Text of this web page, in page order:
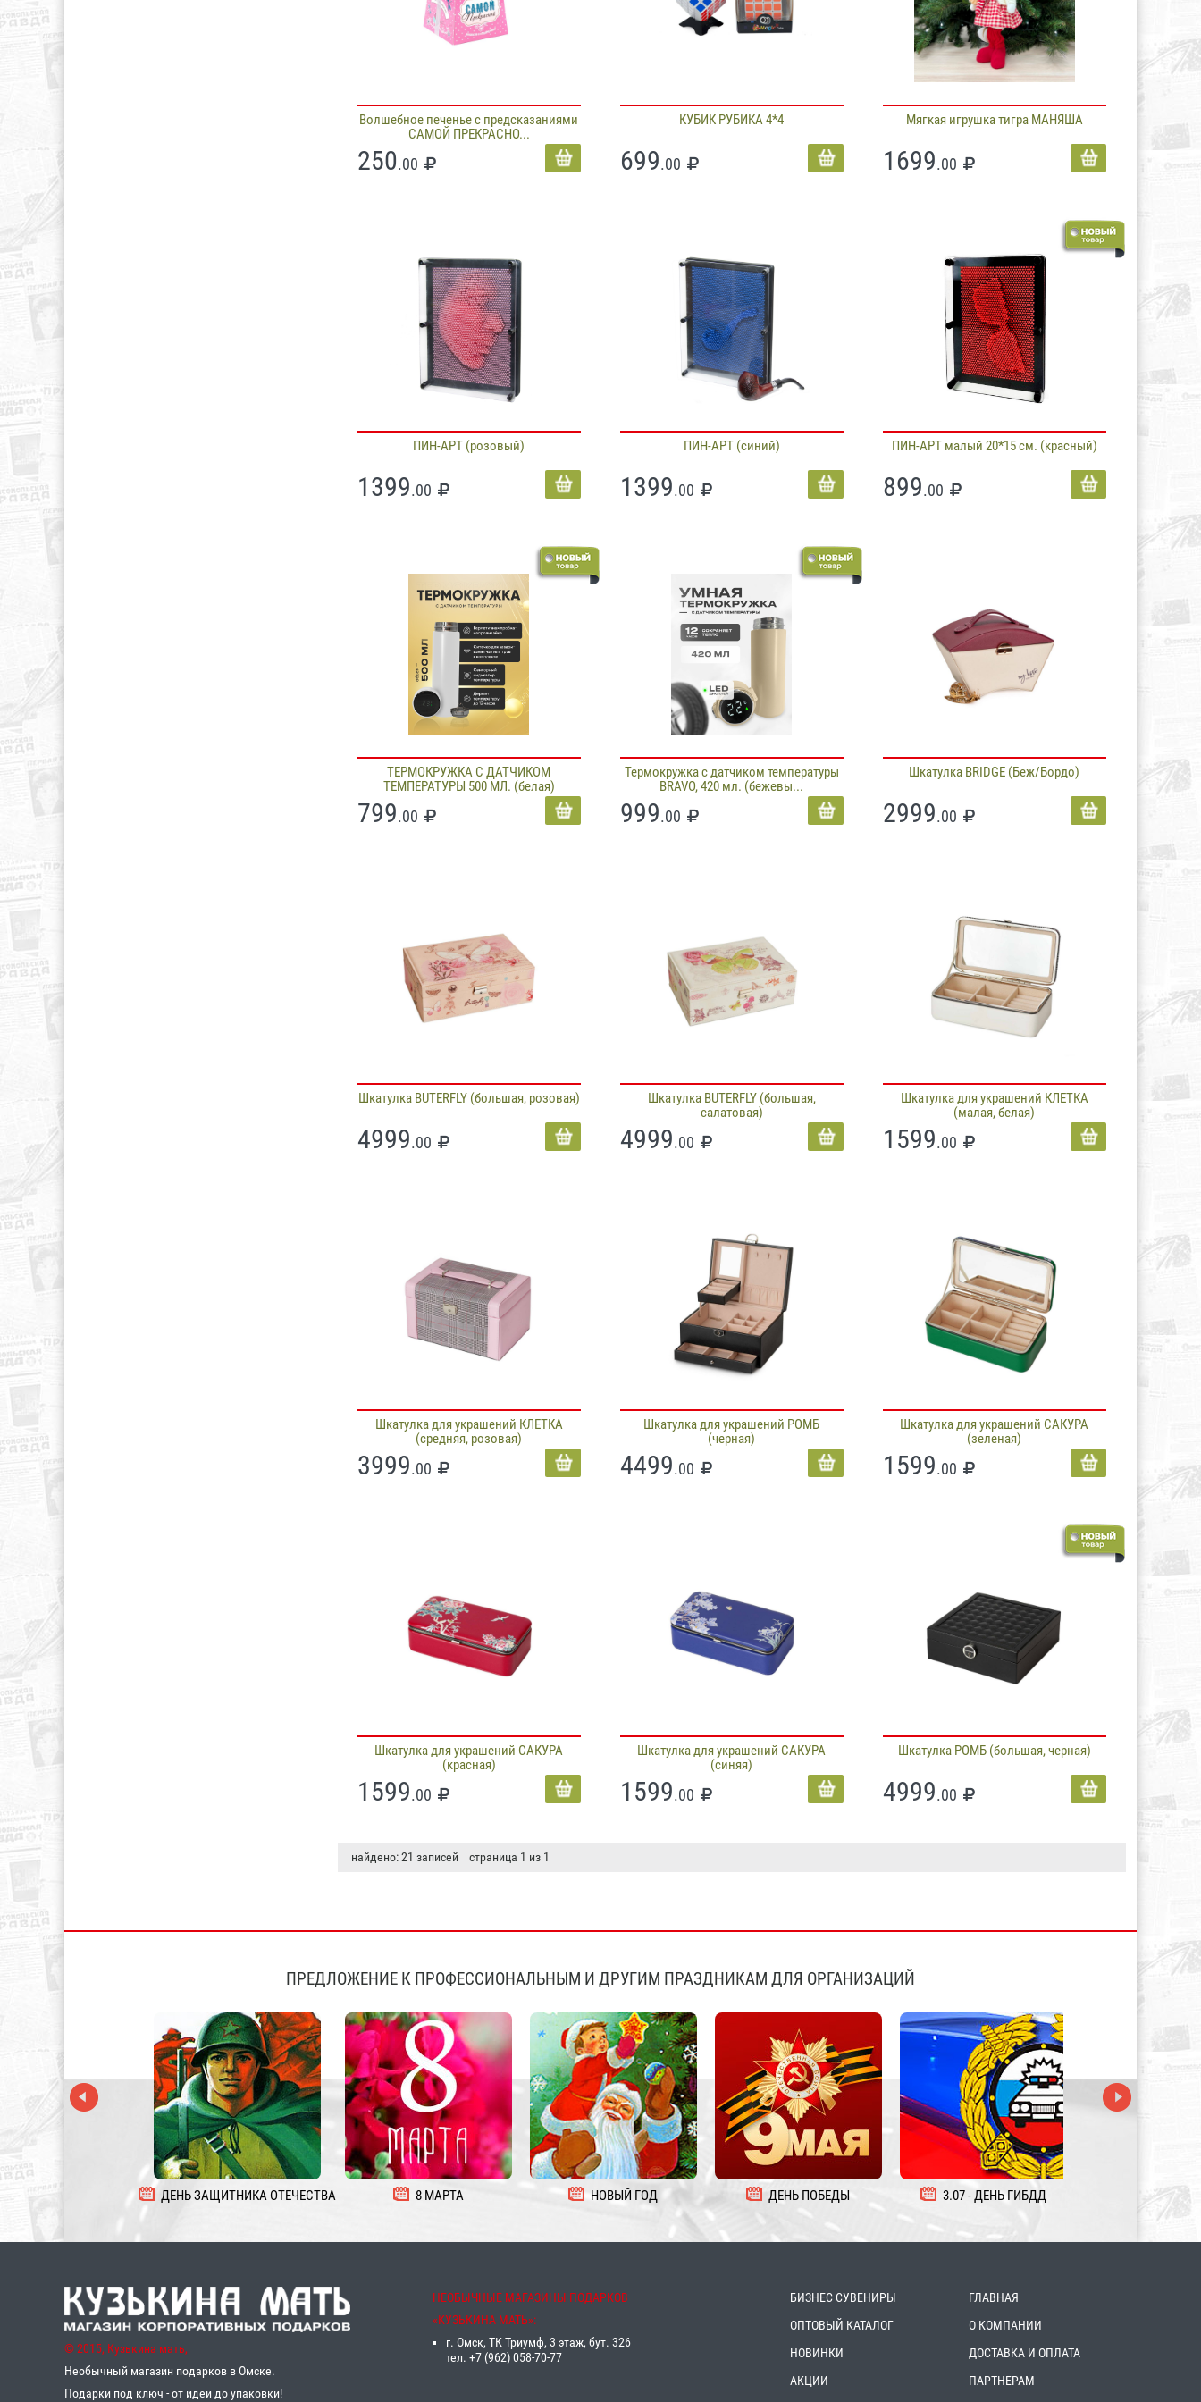
Волшебное печенье с предсказаниями
САМОЙ ПРЕКРАСНО...
250.00
КУБИК РУБИКА 4*4
699.00
Мягкая игрушка тигра МАНЯША
1699.00
ПИН-АРТ (розовый)
1399.00
ПИН-АРТ (синий)
1399.00
ПИН-АРТ малый 20*15 см. (красный)
899.00
ТЕРМОКРУЖКА С ДАТЧИКОМ
ТЕМПЕРАТУРЫ 500 МЛ. (белая)
799.00
Термокружка с датчиком температуры
BRAVO, 420 мл. (бежевы...
999.00
Шкатулка BRIDGE (Беж/Бордо)
2999.00
Шкатулка BUTERFLY (большая, розовая)
4999.00
Шкатулка BUTERFLY (большая,
салатовая)
4999.00
Шкатулка для украшений КЛЕТКА
(малая, белая)
1599.00
Шкатулка для украшений КЛЕТКА
(средняя, розовая)
3999.00
Шкатулка для украшений РОМБ
(черная)
4499.00
Шкатулка для украшений САКУРА
(зеленая)
1599.00
Шкатулка для украшений САКУРА
(красная)
1599.00
Шкатулка для украшений САКУРА
(синяя)
1599.00
Шкатулка РОМБ (большая, черная)
4999.00
найдено: 21 записей страница 1 из 1
ПРЕДЛОЖЕНИЕ К ПРОФЕССИОНАЛЬНЫМ И ДРУГИМ ПРАЗДНИКАМ ДЛЯ ОРГАНИЗАЦИЙ
ДЕНЬ ЗАЩИТНИКА ОТЕЧЕСТВА 8 МАРТА НОВЫЙ ГОД ДЕНЬ ПОБЕДЫ 3.07 - ДЕНЬ ГИБДД 5.08 - ДЕНЬ
© 2015, Кузькина мать,
Необычный магазин подарков в Омске.
Подарки под ключ - от идеи до упаковки!
НЕОБЫЧНЫЕ МАГАЗИНЫ ПОДАРКОВ
«‎КУЗЬКИНА МАТЬ»‎:
г. Омск, ТК Триумф, 3 этаж, бут. 326
тел. +7 (962) 058-70-77
БИЗНЕС СУВЕНИРЫ
ОПТОВЫЙ КАТАЛОГ
НОВИНКИ
АКЦИИ
ГЛАВНАЯ
О КОМПАНИИ
ДОСТАВКА И ОПЛАТА
ПАРТНЕРАМ